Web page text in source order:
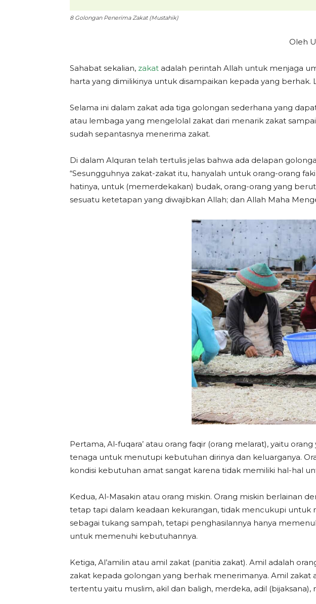
8 Golongan Penerima Zakat (Mustahik)
Oleh
Sahabat sekalian, zakat adalah perintah Allah untuk menjaga
harta yang dimilikinya untuk disampaikan kepada yang berhak.
Selama ini dalam zakat ada tiga golongan sederhana yang
atau lembaga yang mengelolal zakat dari menarik zakat
sudah sepantasnya menerima zakat.
Di dalam Alquran telah tertulis jelas bahwa ada delapan
“Sesungguhnya zakat-zakat itu, hanyalah untuk orang-orang
hatinya, untuk (memerdekakan) budak, orang-orang yang
sesuatu ketetapan yang diwajibkan Allah; dan Allah Maha
Pertama, Al-fuqara’ atau orang faqir (orang melarat), yaitu
tenaga untuk menutupi kebutuhan dirinya dan keluarganya.
kondisi kebutuhan amat sangat karena tidak memiliki hal-hal
Kedua, Al-Masakin atau orang miskin. Orang miskin berlainan
tetap tapi dalam keadaan kekurangan, tidak mencukupi untuk
sebagai tukang sampah, tetapi penghasilannya hanya
untuk memenuhi kebutuhannya.
Ketiga, Al’amilin atau amil zakat (panitia zakat). Amil adalah
zakat kepada golongan yang berhak menerimanya. Amil
tertentu yaitu muslim, akil dan baligh, merdeka, adil